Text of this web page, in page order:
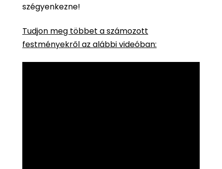
szégyenkezne!
Tudjon meg többet a számozott
festményekről az alábbi videóban: